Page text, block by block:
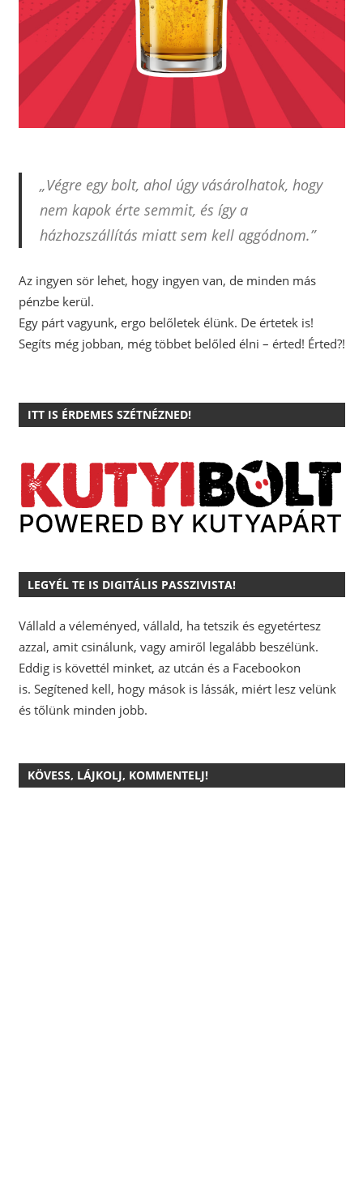
„Végre egy bolt, ahol úgy vásárolhatok, hogy
nem kapok érte semmit, és így a
házhozszállítás miatt sem kell aggódnom.”
Az ingyen sör lehet, hogy ingyen van, de minden más
pénzbe kerül.
Egy párt vagyunk, ergo belőletek élünk. De értetek is!
Segíts még jobban, még többet belőled élni – érted! Érted?!
ITT IS ÉRDEMES SZÉTNÉZNED!
LEGYÉL TE IS DIGITÁLIS PASSZIVISTA!
Vállald a véleményed, vállald, ha tetszik és egyetértesz
azzal, amit csinálunk, vagy amiről legalább beszélünk.
Eddig is követtél minket, az utcán és a Facebookon
is. Segítened kell, hogy mások is lássák, miért lesz velünk
és tőlünk minden jobb.
KÖVESS, LÁJKOLJ, KOMMENTELJ!